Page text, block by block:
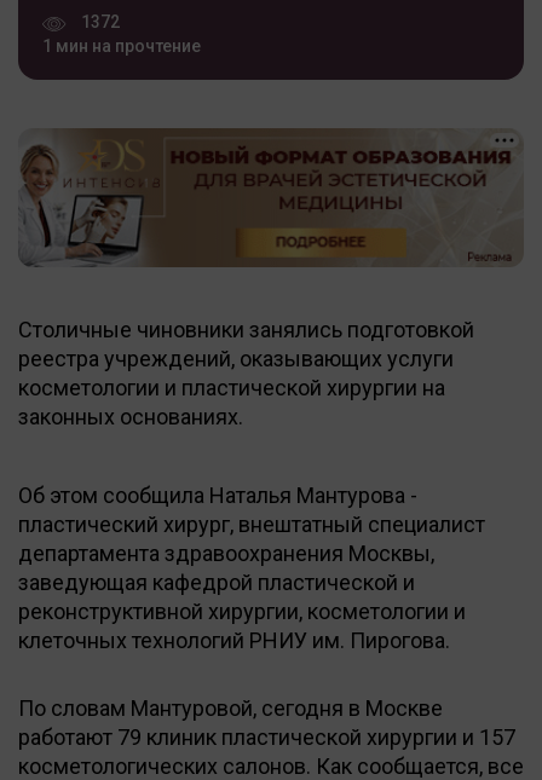
1372
1 мин на прочтение
Столичные чиновники занялись подготовкой
реестра учреждений, оказывающих услуги
косметологии и пластической хирургии на
законных основаниях.
Об этом сообщила Наталья Мантурова -
пластический хирург, внештатный специалист
департамента здравоохранения Москвы,
заведующая кафедрой пластической и
реконструктивной хирургии, косметологии и
клеточных технологий РНИУ им. Пирогова.
По словам Мантуровой, сегодня в Москве
работают 79 клиник пластической хирургии и 157
косметологических салонов. Как сообщается, все